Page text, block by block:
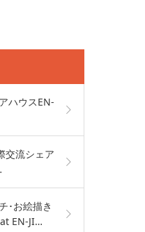
ハウスEN-
交流シェア
･お絵描き
EN-JI…